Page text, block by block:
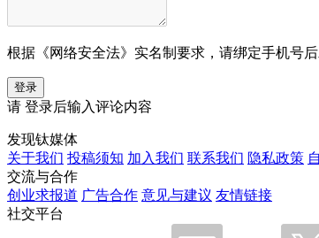
根据《网络安全法》实名制要求，请绑定手机号
登录
请 登录后输入评论内容
发现钛媒体
关于我们 投稿须知 加入我们 联系我们 隐私政策
交流与合作
创业求报道 广告合作 意见与建议 友情链接
社交平台